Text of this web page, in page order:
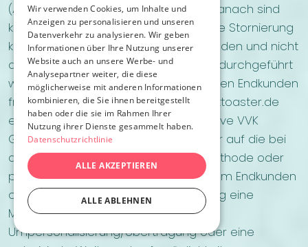
(Attest) kostenlos storniert werden. Danach sind
keine Stornierungen mehr möglich. Die Stornierung
kann ausschließlich durch den Endkunden und nicht
durch eine begünstige Person selbst durchgeführt
werden. Die Stornierung kann durch den Endkunden
fristgerecht per E-Mail an hallo@tickettoaster.de
erklärt werden. Der Kartenpreis exklusive VVK
Gebühren wird dem Endkunden unbar auf die bei
der Bestellung verwendete Bezahlmethode oder
per Überweisung erstattet. TT wird dem Endkunden
ca. vier Wochen vor der Veranstaltung eine
Möglichkeit zur kostenpflichtigen
Umpersonalisierung/Übertragung oder eine
Wir verwenden Cookies, um Inhalte und
Anzeigen zu personalisieren und unseren
Datenverkehr zu analysieren. Wir geben
Informationen über Ihre Nutzung unserer
Website auch an unsere Werbe- und
Analysepartner weiter, die diese
möglicherweise mit anderen Informationen
kombinieren, die Sie ihnen bereitgestellt
haben oder die sie im Rahmen Ihrer
Nutzung ihrer Dienste gesammelt haben.
Datenschutzrichtlinie
ALLE AKZEPTIEREN
ALLE ABLEHNEN